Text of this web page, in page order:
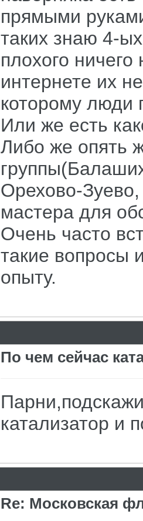
прямыми
таких знаю 4-
плохого
интернете их
которому люди
Или же есть
Либо же опять
Орехово-
мастера для
Очень часто
такие вопросы
опыту.
По чем сейчас
катализатор и
Re: Московская